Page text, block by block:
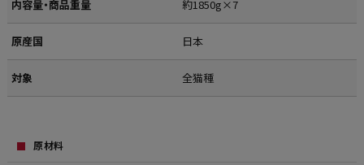
内容量・商品重量 約1850g×7
原産国 日本
対象 全猫種
原材料